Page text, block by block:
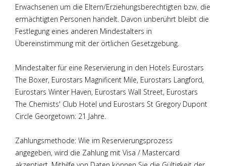
Erwachsenen um die Eltern/Erziehungsberechtigten bzw. die
ermächtigten Personen handelt. Davon unberührt bleibt die
Festlegung eines anderen Mindestalters in
Übereinstimmung mit der örtlichen Gesetzgebung.
Mindestalter für eine Reservierung in den Hotels Eurostars
The Boxer, Eurostars Magnificent Mile, Eurostars Langford,
Eurostars Winter Haven, Eurostars Wall Street, Eurostars
The Chemists' Club Hotel und Eurostars St Gregory Dupont
Circle Georgetown: 21 Jahre.
Zahlungsmethode: Wie im Reservierungsprozess
angegeben, wird die Zahlung mit Visa / Mastercard